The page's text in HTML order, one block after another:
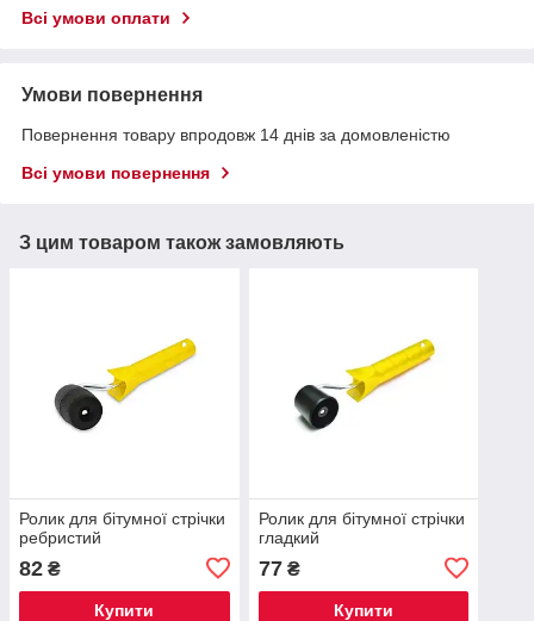
Всі умови оплати
Умови повернення
Повернення товару впродовж 14 днів за домовленістю
Всі умови повернення
З цим товаром також замовляють
Ролик для бітумної стрічки
ребристий
82 ₴
Купити
Ролик для бітумної стрічки
гладкий
77₴
Купити